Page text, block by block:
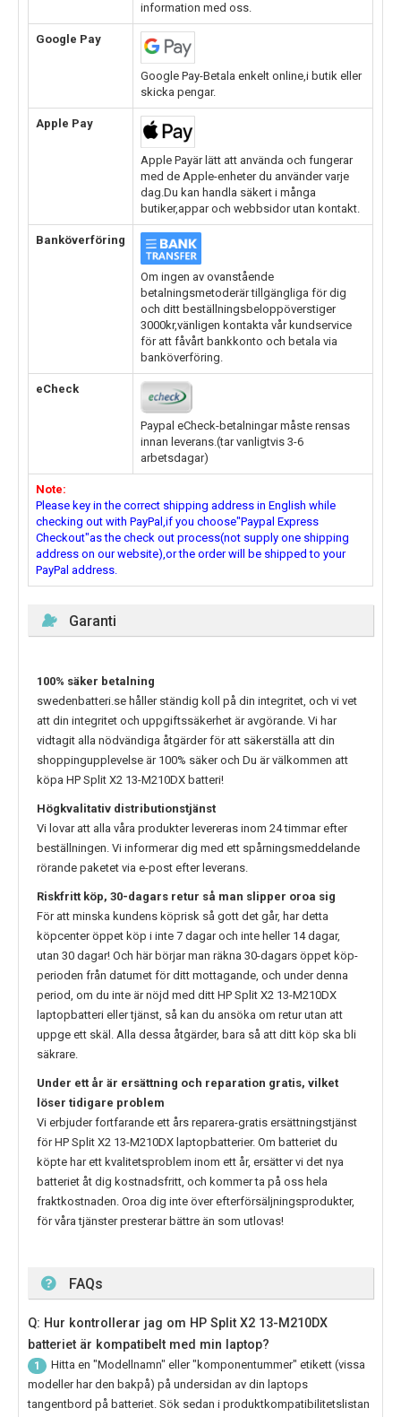
information med oss.
Google Pay
Google Pay-Betala enkelt online,i butik eller
skicka pengar.
Apple Pay
Apple Payär lätt att använda och fungerar
med de Apple-enheter du använder varje
dag.Du kan handla säkert i många
butiker,appar och webbsidor utan kontakt.
Banköverföring
Om ingen av ovanstående
betalningsmetoderär tillgängliga för dig
och ditt beställningsbeloppöverstiger
3000kr,vänligen kontakta vår kundservice
för att fåvårt bankkonto och betala via
banköverföring.
eCheck
Paypal eCheck-betalningar måste rensas
innan leverans.(tar vanligtvis 3-6
arbetsdagar)
Note:
Please key in the correct shipping address in English while
checking out with PayPal,if you choose"Paypal Express
Checkout"as the check out process(not supply one shipping
address on our website),or the order will be shipped to your
PayPal address.
Garanti
100% säker betalning
swedenbatteri.se håller ständig koll på din integritet, och vi vet
att din integritet och uppgiftssäkerhet är avgörande. Vi har
vidtagit alla nödvändiga åtgärder för att säkerställa att din
shoppingupplevelse är 100% säker och Du är välkommen att
köpa HP Split X2 13-M210DX batteri!
Högkvalitativ distributionstjänst
Vi lovar att alla våra produkter levereras inom 24 timmar efter
beställningen. Vi informerar dig med ett spårningsmeddelande
rörande paketet via e-post efter leverans.
Riskfritt köp, 30-dagars retur så man slipper oroa sig
För att minska kundens köprisk så gott det går, har detta
köpcenter öppet köp i inte 7 dagar och inte heller 14 dagar,
utan 30 dagar! Och här börjar man räkna 30-dagars öppet köp-
perioden från datumet för ditt mottagande, och under denna
period, om du inte är nöjd med ditt HP Split X2 13-M210DX
laptopbatteri eller tjänst, så kan du ansöka om retur utan att
uppge ett skäl. Alla dessa åtgärder, bara så att ditt köp ska bli
säkrare.
Under ett år är ersättning och reparation gratis, vilket
löser tidigare problem
Vi erbjuder fortfarande ett års reparera-gratis ersättningstjänst
förHP Split X2 13-M210DX laptopbatterier. Om batteriet du
köpte har ett kvalitetsproblem inom ett år, ersätter vi det nya
batteriet åt dig kostnadsfritt, och kommer ta på oss hela
fraktkostnaden. Oroa dig inte över efterförsäljningsprodukter,
för våra tjänster presterar bättre än som utlovas!
FAQs
Q: Hur kontrollerar jag om HP Split X2 13-M210DX
batteriet är kompatibelt med min laptop?
1
Hitta en "Modellnamn" eller "komponentummer" etikett (vissa
modeller har den bakpå) på undersidan av din laptops
tangentbord på batteriet. Sök sedan i produktkompatibilitetslistan